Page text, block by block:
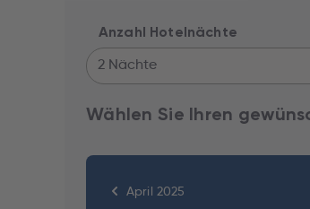
Anzahl Hotelnächte
2 Nächte
Wählen Sie Ihren
April 2025